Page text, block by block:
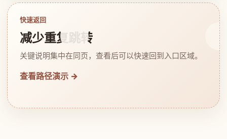
快速返回
减少重复跳转
关键说明集中在同页，查看后可以快速回到入口区域。
查看路径演示 →